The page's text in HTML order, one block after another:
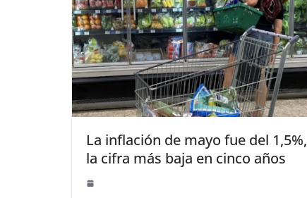
La inflación de mayo fue del 1,5%,
la cifra más baja en cinco años